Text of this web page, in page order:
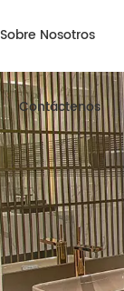
Sobre Nosotros
Contáctenos